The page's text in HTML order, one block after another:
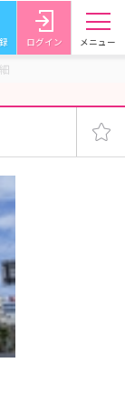
ログイン メニュー